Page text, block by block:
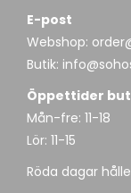
E-post
Webshop:
Butik:
Öppettider
Mån-fre: 11-18
Lör: 11-15
Röda dagar